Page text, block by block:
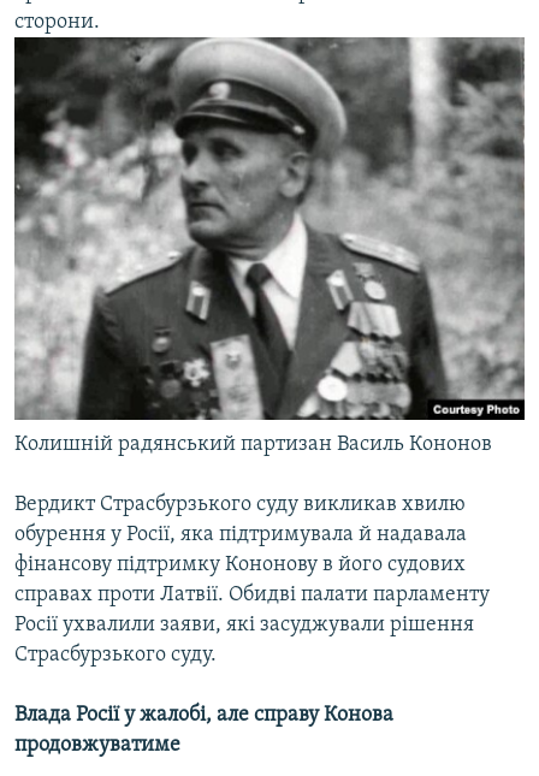
сторони.
Колишній радянський партизан Василь Кононов
Вердикт Страсбурзького суду викликав хвилю
обурення у Росії, яка підтримувала й надавала
фінансову підтримку Кононову в його судових
справах проти Латвії. Обидві палати парламенту
Росії ухвалили заяви, які засуджували рішення
Страсбурзького суду.
Влада Росії у жалобі, але справу Конова
продовжуватиме